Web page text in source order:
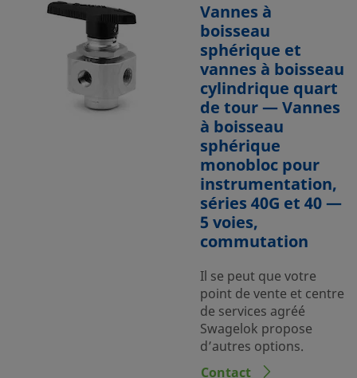
Vannes à
boisseau
sphérique et
vannes à boisseau
cylindrique quart
de tour — Vannes
à boisseau
sphérique
monobloc pour
instrumentation,
séries 40G et 40 —
5 voies,
commutation
Il se peut que votre
point de vente et centre
de services agréé
Swagelok propose
d’autres options.
Contact